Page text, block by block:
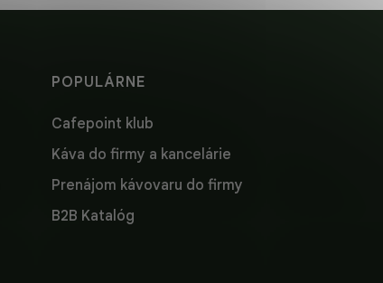
POPULÁRNE
Cafepoint klub
Káva do firmy a kancelárie
Prenájom kávovaru do firmy
B2B Katalóg